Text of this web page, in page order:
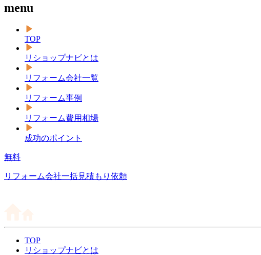
menu
TOP
リショップナビとは
リフォーム会社一覧
リフォーム事例
リフォーム費用相場
成功のポイント
無料
リフォーム会社一括見積もり依頼
TOP
リショップナビとは